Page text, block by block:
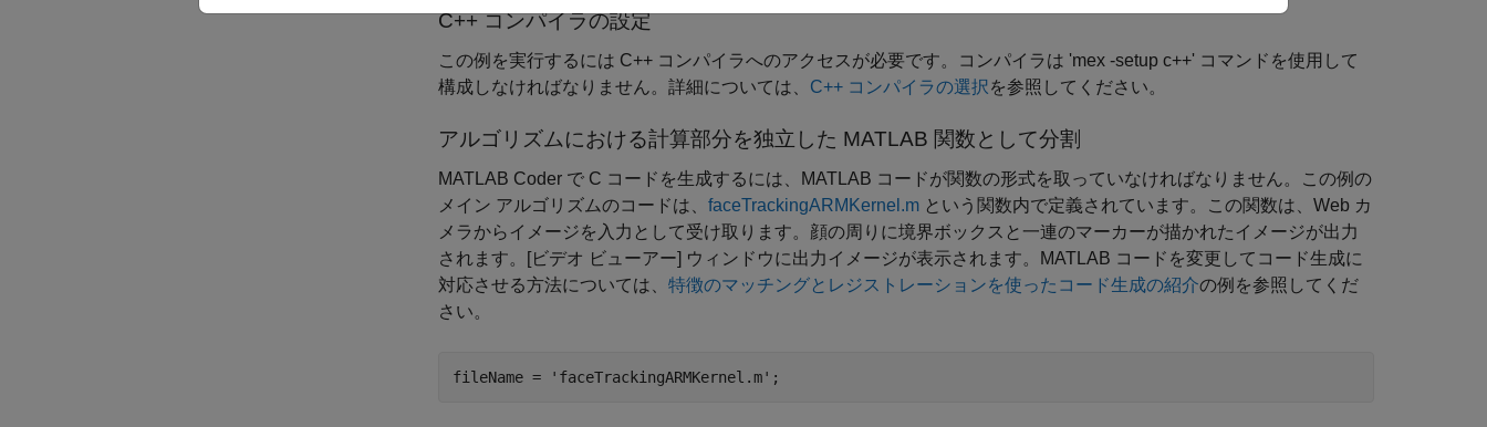
C++ コンパイラの設定
この例を実行するには C++ コンパイラへのアクセスが必要です。コンパイラは 'mex -setup c++' コマンドを使用して
構成しなければなりません。詳細については、 C++ コンパイラの選択を参照してください。
アルゴリズムにおける計算部分を独立した MATLAB 関数として分割
MATLAB Coder で C コードを生成するには、MATLAB コードが関数の形式を取っていなければなりません。この例の
メイン アルゴリズムのコードは、 faceTrackingARMKernel.m という関数内で定義されています。この関数は、Web カ
メラからイメージを入力として受け取ります。顔の周りに境界ボックスと一連のマーカーが描かれたイメージが出力
されます。[ビデオ ビューアー] ウィンドウに出力イメージが表示されます。MATLAB コードを変更してコード生成に
対応させる方法については、 特徴のマッチングとレジストレーションを使ったコード生成の紹介の例を参照してくだ
さい。
fileName = 'faceTrackingARMKernel.m'